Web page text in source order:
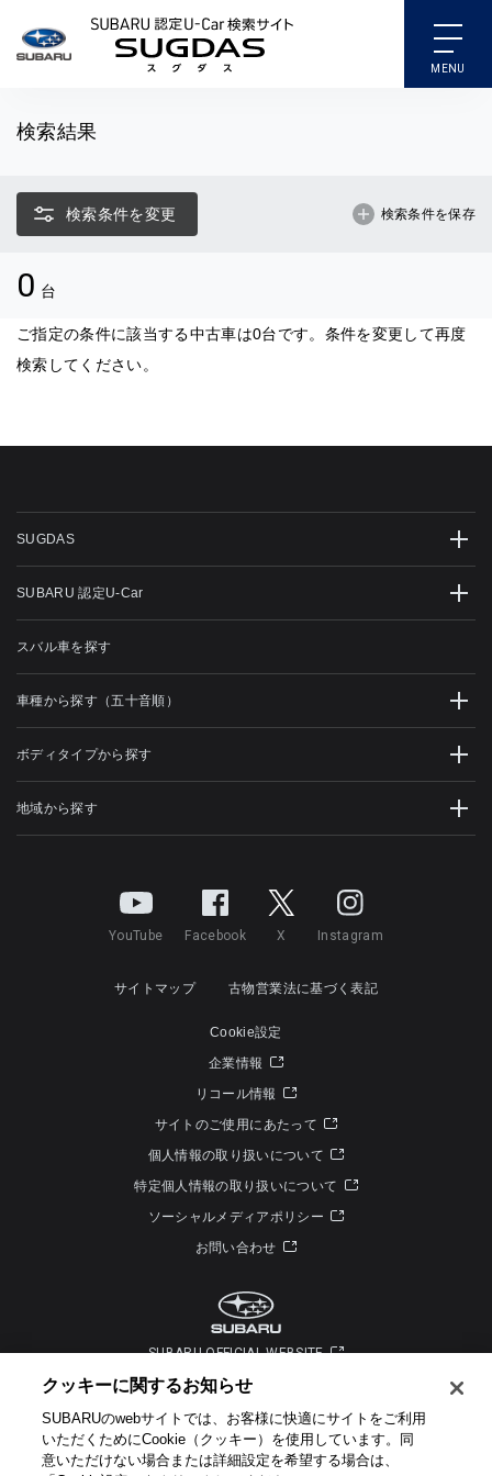
SUBARU 認定U-Car検索
検索結果
検索条件を変更 検索条件を保存
0 台
ご指定の条件に該当する中古車は0台です。条件を変更して再度
検索してください。
SUGDAS
SUBARU 認定U-Car
スバル車を探す
車種から探す（五十音順）
ボディタイプから探す
地域から探す
YouTube Facebook X Instagram
サイトマップ 古物営業法に基づく表記
Cookie設定
企業情報
リコール情報
サイトのご使用にあたって
個人情報の取り扱いについて
特定個人情報の取り扱いについて
ソーシャルメディアポリシー
お問い合わせ
SUBARU OFFICIAL WEBSITE
クッキーに関するお知らせ​
SUBARUのwebサイトでは、お客様に快適にサイトをご利用
いただくためにCookie（クッキー）を使用しています。​ 同
意いただけない場合または詳細設定を希望する場合は、